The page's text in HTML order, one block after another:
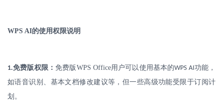
WPS AI的使用权限说明
1.免费版权限：免费版 WPS Office用户可以使用基本的WPS AI功能，
如语音识别、基本文档修改建议等，但一些高级功能受限于订阅计
划。